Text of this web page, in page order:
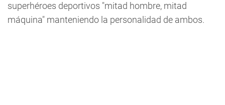
superhéroes deportivos "mitad hombre, mitad
máquina" manteniendo la personalidad de ambos.